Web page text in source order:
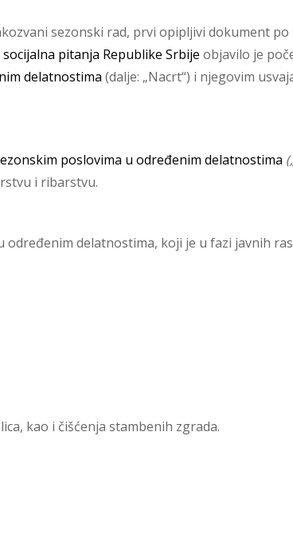
sezonski rad, prvi opipljivi dokument
pitanja Republike Srbije objavilo je
delatnostima (dalje: „Nacrt“) i njegovim
poslovima u određenim delatnostima
i ribarstvu.
delatnostima, koji je u fazi javnih
kao i čišćenja stambenih zgrada.